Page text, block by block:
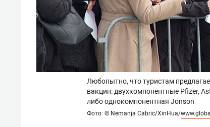
Любопытно, что туристам
вакцин: двухкомпонентные Pfizer,
либо однокомпонентная Jonson
Фото: © Nemanja Cabric/XinHua/